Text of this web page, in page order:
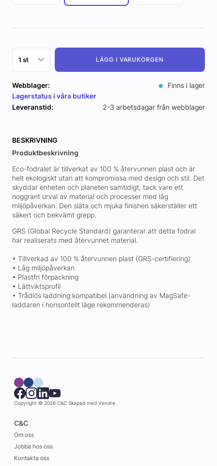
LÄGG I VARUKORGEN
Webblager:
Finns i lager
Lagerstatus i våra butiker
Leveranstid:
2-3 arbetsdagar från webblager
BESKRIVNING
Produktbeskrivning
Eco-fodralet är tillverkat av 100 % återvunnen plast och är
helt ekologiskt utan att kompromissa med design och stil. Det
skyddar enheten och planeten samtidigt, tack vare ett
noggrant urval av material och processer med låg
miljöpåverkan. Den släta och mjuka finishen säkerställer ett
säkert och bekvämt grepp.
GRS (Global Recycle Standard) garanterar att detta fodral
har realiserats med återvunnet material.
• Tillverkad av 100 % återvunnen plast (GRS-certifiering)
• Låg miljöpåverkan
• Plastfri förpackning
• Lättviktsprofil
• Trådlös laddning kompatibel (användning av MagSafe-
laddaren i horisontellt läge rekommenderas)
Copyright © 2026 C&C Skapad med Vendre
C&C
Om oss
Jobba hos oss
Kontakta oss